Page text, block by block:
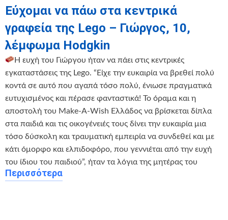
Εύχομαι να πάω στα κεντρικά
γραφεία της Lego – Γιώργος, 10,
λέμφωμα Hodgkin
Η ευχή του Γιώργου ήταν να πάει στις κεντρικές
εγκαταστάσεις της Lego. “Είχε την ευκαιρία να βρεθεί πολύ
κοντά σε αυτό που αγαπά τόσο πολύ, ένιωσε πραγματικά
ευτυχισμένος και πέρασε φανταστικά! Το όραμα και η
αποστολή του Make-A-Wish Ελλάδος να βρίσκεται δίπλα
στα παιδιά και τις οικογένειές τους δίνει την ευκαιρία μια
τόσο δύσκολη και τραυματική εμπειρία να συνδεθεί και με
κάτι όμορφο και ελπιδοφόρο, που γεννιέται από την ευχή
του ίδιου του παιδιού”, ήταν τα λόγια της μητέρας του
Περισσότερα